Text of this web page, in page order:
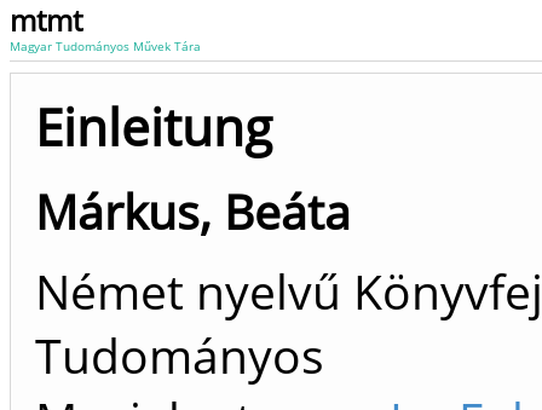
mtmt
Magyar Tudományos Művek Tára
Einleitung
Márkus, Beáta
Német nyelvű
Tudományos